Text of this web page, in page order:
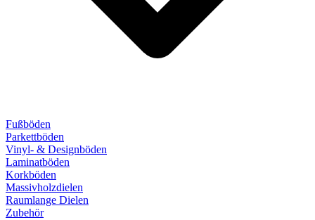
Fußböden
Parkettböden
Vinyl- & Designböden
Laminatböden
Korkböden
Massivholzdielen
Raumlange Dielen
Zubehör